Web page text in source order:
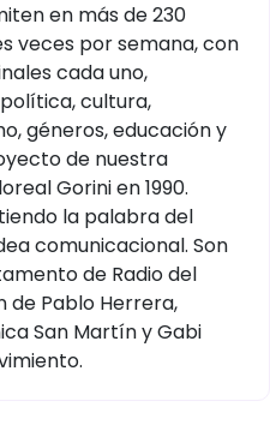
en más de 230
veces por semana, con
cada uno,
cultura,
géneros, educación y
de nuestra
Gorini en 1990.
la palabra del
comunicacional. Son
de Radio del
de Pablo Herrera,
San Martín y Gabi